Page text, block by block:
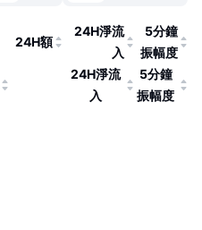
24H額
24H淨流
入
5分鐘
振幅度
24H淨流
入
5分鐘
振幅度